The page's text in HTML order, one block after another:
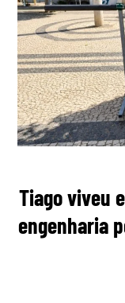
Tiago viveu
engenharia